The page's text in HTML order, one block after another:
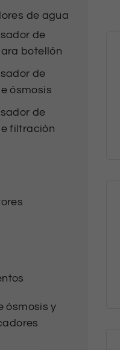
de agua
de
botellón
de
ósmosis
de
filtración
ósmosis y